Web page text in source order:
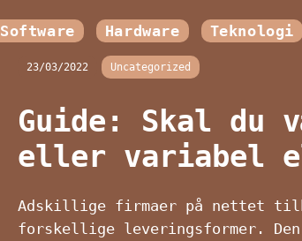
Software Hardware Teknologi
23/03/2022 Uncategorized
Guide: Skal du
eller variabel
Adskillige firmaer på nettet
forskellige leveringsformer.